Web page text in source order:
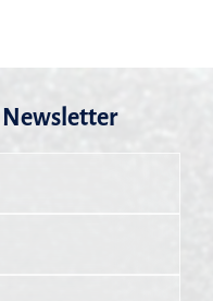
Newsletter